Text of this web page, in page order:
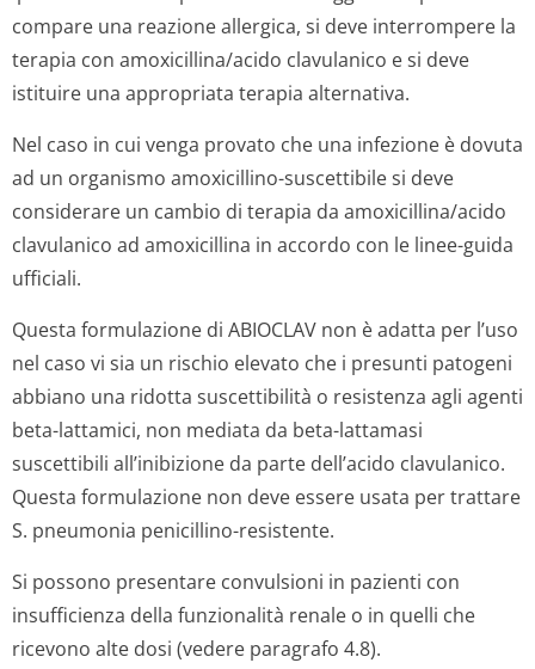
compare una reazione allergica, si deve interrompere la
terapia con amoxicillina/acido clavulanico e si deve
istituire una appropriata terapia alternativa.
Nel caso in cui venga provato che una infezione è dovuta
ad un organismo amoxicillino-suscettibile si deve
considerare un cambio di terapia da amoxicillina/acido
clavulanico ad amoxicillina in accordo con le linee-guida
ufficiali.
Questa formulazione di ABIOCLAV non è adatta per l’uso
nel caso vi sia un rischio elevato che i presunti patogeni
abbiano una ridotta suscettibilità o resistenza agli agenti
beta-lattamici, non mediata da beta-lattamasi
suscettibili all’inibizione da parte dell’acido clavulanico.
Questa formulazione non deve essere usata per trattare
S. pneumonia penicillino-resistente.
Si possono presentare convulsioni in pazienti con
insufficienza della funzionalità renale o in quelli che
ricevono alte dosi (vedere paragrafo 4.8).